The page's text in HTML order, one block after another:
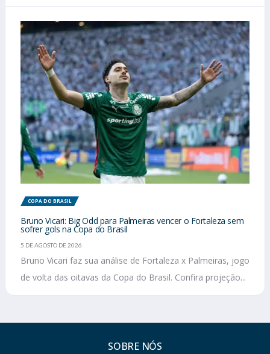
COPA DO BRASIL
Bruno Vicari: Big Odd para Palmeiras vencer o Fortaleza sem
sofrer gols na Copa do Brasil
5 DE AGOSTO DE 2026
Bruno Vicari faz sua análise de Fortaleza x Palmeiras, jogo
de volta das oitavas da Copa do Brasil. Confira projeção...
SOBRE NÓS